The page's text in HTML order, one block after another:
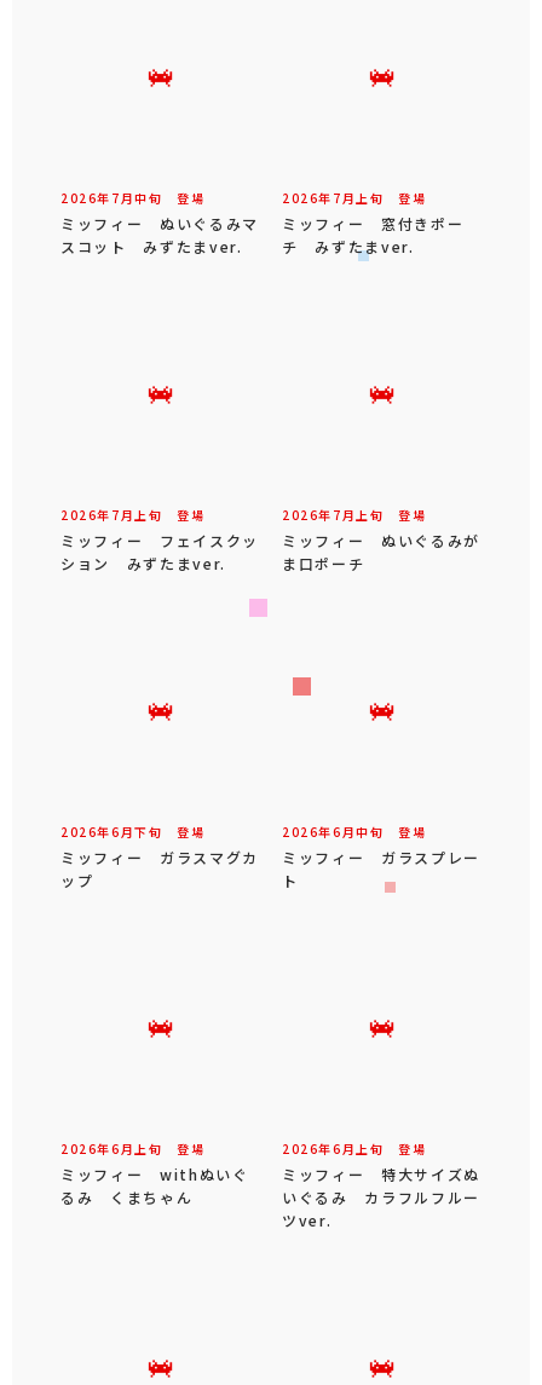
2026年 7 月中旬 登場
ミッフィー ぬいぐるみマ
スコット みずたまver.
2026年 7 月 上旬 登場
ミッフィー 窓付きポー
チ みずたまver.
2026年 7 月 上旬 登場
ミッフィー フェイスクッ
ション みずたまver.
2026年 7 月 上旬 登場
ミッフィー ぬいぐるみが
ま口ポーチ
2026年6 月下旬 登場
ミッフィー ガラスマグカ
ップ
2026年6 月中旬 登場
ミッフィー ガラスプレー
ト
2026年6 月 上旬 登場
ミッフィー withぬいぐ
るみ くまちゃん
2026年6 月 上旬 登場
ミッフィー 特大サイズぬ
いぐるみ カラフルフルー
ツver.